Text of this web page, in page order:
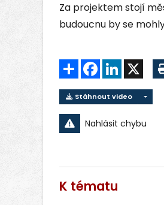
Za projektem stojí
budoucnu by se
Sdílet FacebookLinkedIn
Stáhnout video
Nahlásit chybu
K tématu